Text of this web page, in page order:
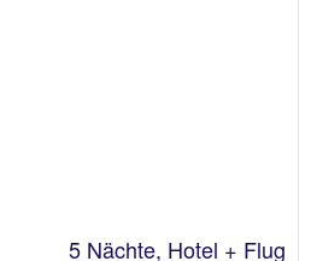
5 Nächte, Hotel + Flug